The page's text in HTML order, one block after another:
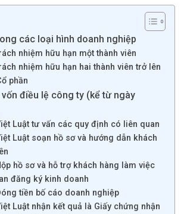
các loại hình doanh nghiệp
nhiệm hữu hạn một thành viên
nhiệm hữu hạn hai thành viên trở lên
phần
điều lệ công ty (kể từ ngày
Luật tư vấn các quy định có liên quan
Luật soạn hồ sơ và hướng dẫn khách
hồ sơ và hỗ trợ khách hàng làm việc
đăng ký kinh doanh
tiền bố cáo doanh nghiệp
Luật nhận kết quả là Giấy chứng nhận